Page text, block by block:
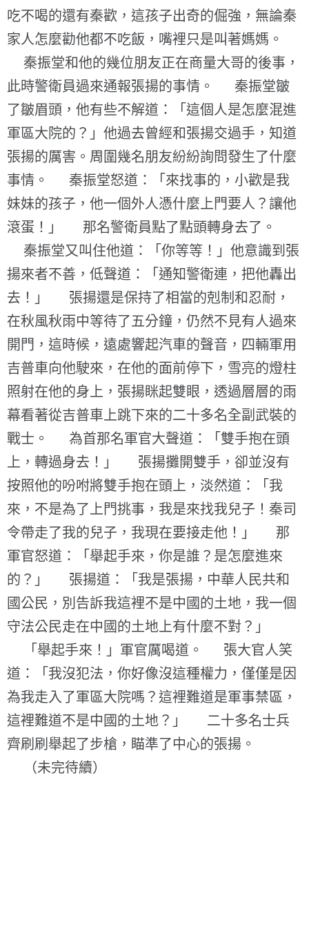
吃不喝的還有秦歡，這孩子出奇的倔強，無論秦
家人怎麼勸他都不吃飯，嘴裡只是叫著媽媽。
秦振堂和他的幾位朋友正在商量大哥的後事，
此時警衛員過來通報張揚的事情。 秦振堂皺
了皺眉頭，他有些不解道：「這個人是怎麼混進
軍區大院的？」他過去曾經和張揚交過手，知道
張揚的厲害。周圍幾名朋友紛紛詢問發生了什麼
事情。 秦振堂怒道：「來找事的，小歡是我
妹妹的孩子，他一個外人憑什麼上門要人？讓他
滾蛋！」 那名警衛員點了點頭轉身去了。
秦振堂又叫住他道：「你等等！」他意識到張
揚來者不善，低聲道：「通知警衛連，把他轟出
去！」 張揚還是保持了相當的剋制和忍耐，
在秋風秋雨中等待了五分鐘，仍然不見有人過來
開門，這時候，遠處響起汽車的聲音，四輛軍用
吉普車向他駛來，在他的面前停下，雪亮的燈柱
照射在他的身上，張揚眯起雙眼，透過層層的雨
幕看著從吉普車上跳下來的二十多名全副武裝的
戰士。 為首那名軍官大聲道：「雙手抱在頭
上，轉過身去！」 張揚攤開雙手，卻並沒有
按照他的吩咐將雙手抱在頭上，淡然道：「我
來，不是為了上門挑事，我是來找我兒子！秦司
令帶走了我的兒子，我現在要接走他！」 那
軍官怒道：「舉起手來，你是誰？是怎麼進來
的？」 張揚道：「我是張揚，中華人民共和
國公民，別告訴我這裡不是中國的土地，我一個
守法公民走在中國的土地上有什麼不對？」
「舉起手來！」軍官厲喝道。 張大官人笑
道：「我沒犯法，你好像沒這種權力，僅僅是因
為我走入了軍區大院嗎？這裡難道是軍事禁區，
這裡難道不是中國的土地？」 二十多名士兵
齊刷刷舉起了步槍，瞄準了中心的張揚。
（未完待續）